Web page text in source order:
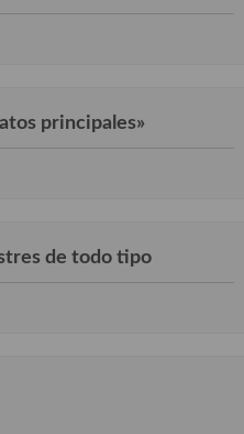
principales»
de todo tipo